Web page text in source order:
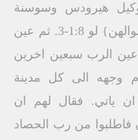
هيرودس وسوسنة
واخر كثيرات كن يخدمنه من اموالهن} لو 1:8-3. ثم عين
عين الرب سبعين اخرين
وجهه الى كل مدينة
ياتي. فقال لهم ان
فاطلبوا من رب الحصاد